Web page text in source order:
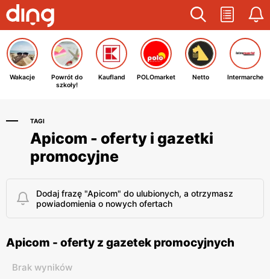
Wakacje
Powrót do
szkoły!
Kaufland POLOmarket Netto Intermarche
TAGI
Apicom - oferty i gazetki
promocyjne
Dodaj frazę "Apicom" do ulubionych, a otrzymasz
powiadomienia o nowych ofertach
Apicom - oferty z gazetek promocyjnych
Brak wyników